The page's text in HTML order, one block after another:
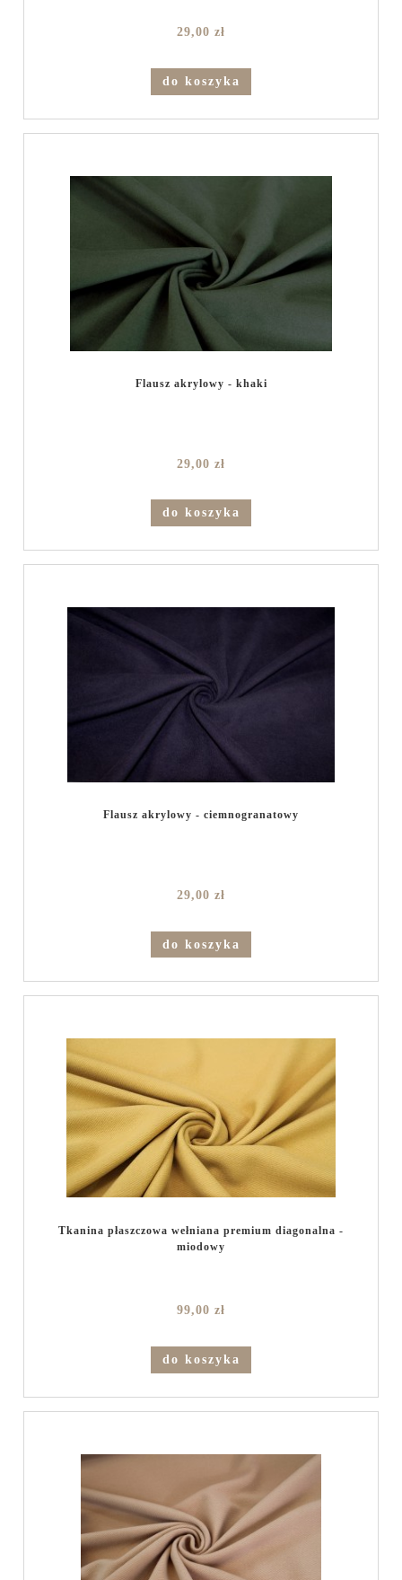
29,00 zł
do koszyka
Flausz akrylowy - khaki
29,00 zł
do koszyka
Flausz akrylowy - ciemnogranatowy
29,00 zł
do koszyka
Tkanina płaszczowa wełniana premium diagonalna -
miodowy
99,00 zł
do koszyka